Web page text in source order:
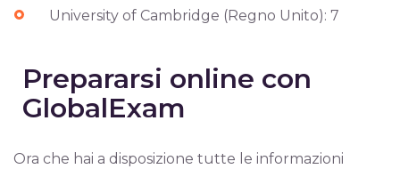
University of Cambridge (Regno Unito): 7
Prepararsi online con
GlobalExam
Ora che hai a disposizione tutte le informazioni